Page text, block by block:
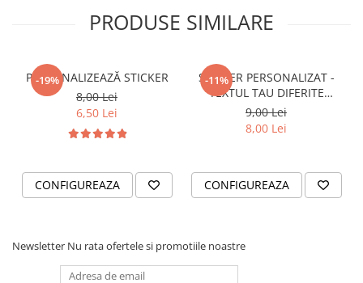
PRODUSE SIMILARE
-19%
PERSONALIZEAZĂ STICKER
8,00 Lei
6,50 Lei
CONFIGUREAZA
-11%
STICKER PERSONALIZAT -
TEXTUL TAU DIFERITE
FONTURI
9,00 Lei
8,00 Lei
CONFIGUREAZA
Newsletter Nu rata ofertele si promotiile noastre